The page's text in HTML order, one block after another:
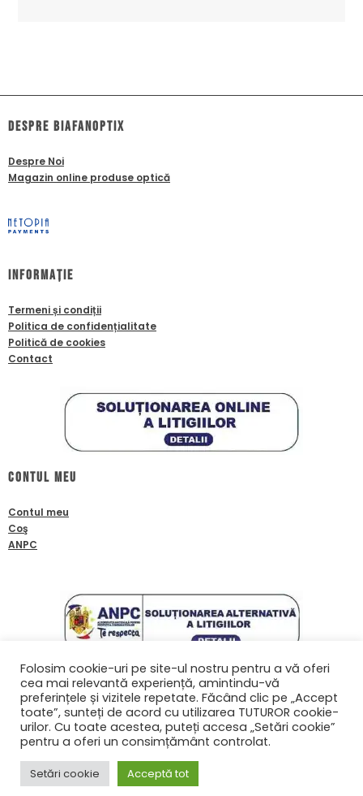
dESPRE biafanoptix
Despre Noi
Magazin online produse optică
Informație
Termeni și condiții
Politica de confidențialitate
Politică de cookies
Contact
Contul meu
Contul meu
Coş
ANPC
Contact
0761601933
contact@biafanoptix.ro
© Copyright 2022 biafanoptix.ro | Realizat în cadrul proiectului
Folosim cookie-uri pe site-ul nostru pentru a vă oferi
cea mai relevantă experiență, amintindu-vă
preferințele și vizitele repetate. Făcând clic pe „Accept
toate”, sunteți de acord cu utilizarea TUTUROR cookie-
urilor. Cu toate acestea, puteți accesa „Setări cookie”
pentru a oferi un consimțământ controlat.
Setări cookie Acceptă tot